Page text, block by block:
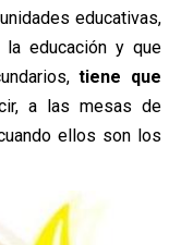
educativas,
educación y que
tiene que
a las mesas de
ellos son los